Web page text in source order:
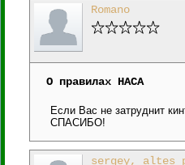
Romano
О правилах НАСА
Если Вас не затруднит
СПАСИБО!
sergey, altes